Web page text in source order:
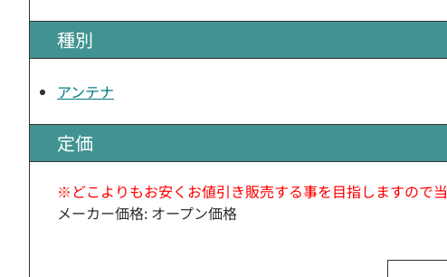
種別
アンテナ
定価
※どこよりもお安くお値引き販売する事を目指しますので
メーカー価格: オープン価格